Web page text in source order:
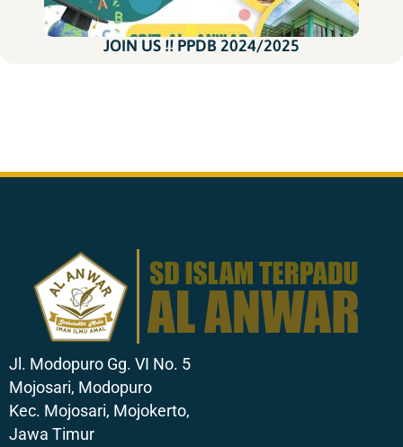
JOIN US !! PPDB 2024/2025
Jl. Modopuro Gg. VI No. 5
Mojosari, Modopuro
Kec. Mojosari, Mojokerto,
Jawa Timur